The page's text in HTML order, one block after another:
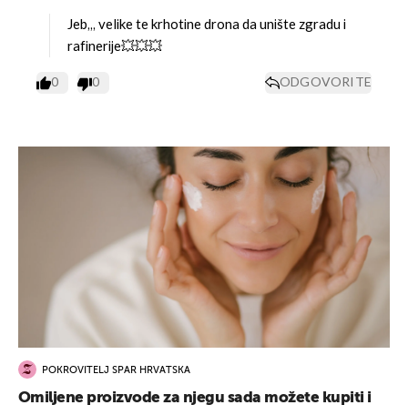
Jeb,,, velike te krhotine drona da unište zgradu i
rafinerije💥💥💥
0 0 ODGOVORITE
POKROVITELJ SPAR HRVATSKA
Omiljene proizvode za njegu sada možete kupiti i